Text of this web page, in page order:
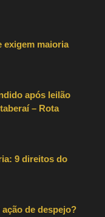
exigem maioria
após leilão
– Rota
9 direitos do
de despejo?